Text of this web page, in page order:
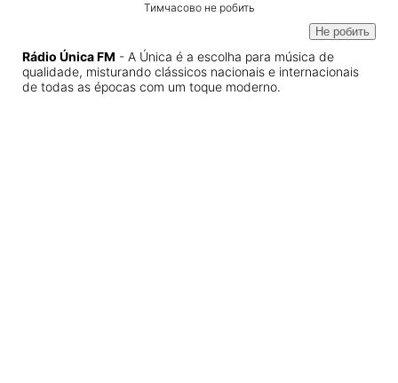
Тимчасово не робить
Не робить
Rádio Única FM - A Única é a escolha para música de
qualidade, misturando clássicos nacionais e internacionais
de todas as épocas com um toque moderno.